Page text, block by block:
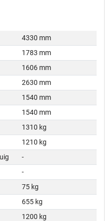
4330 mm
1783 mm
1606 mm
2630 mm
1540 mm
1540 mm
1310 kg
1210 kg
-
-
75 kg
655 kg
1200 kg